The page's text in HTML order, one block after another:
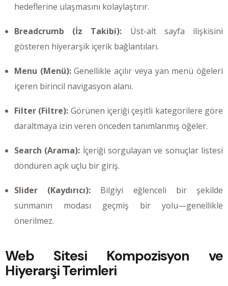
hedeflerine ulaşmasını kolaylaştırır.
Breadcrumb (İz Takibi): Üst-alt sayfa ilişkisini
gösteren hiyerarşik içerik bağlantıları.
Menu (Menü):Genellikle açılır veya yan menü öğeleri
içeren birincil navigasyon alanı.
Filter (Filtre): Görünen içeriği çeşitli kategorilere göre
daraltmaya izin veren önceden tanımlanmış öğeler.
Search (Arama): İçeriği sorgulayan ve sonuçlar listesi
döndüren açık uçlu bir giriş.
Slider (Kaydırıcı): Bilgiyi eğlenceli bir şekilde
sunmanın modası geçmiş bir yolu—genellikle
önerilmez.
Web Sitesi Kompozisyon ve
Hiyerarşi Terimleri